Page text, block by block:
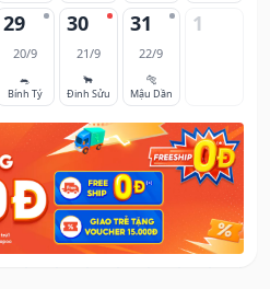
29
20/9
🐀
Bính Tý
30
21/9
🐂
Đinh Sửu
31
22/9
🐅
Mậu Dần
1